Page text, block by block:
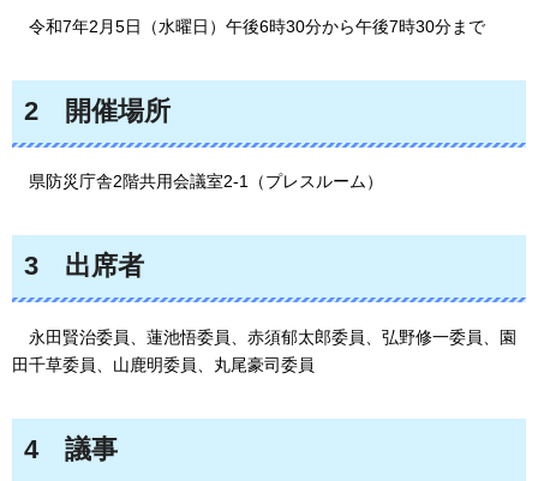
令和7年2月5日（水曜日）午後6時30分から午後7時30分まで
2 開催場所
県防災庁舎2階共用会議室2-1（プレスルーム）
3 出席者
永田賢治委員、蓮池悟委員、赤須郁太郎委員、弘野修一委員、園
田千草委員、山鹿明委員、丸尾豪司委員
4 議事